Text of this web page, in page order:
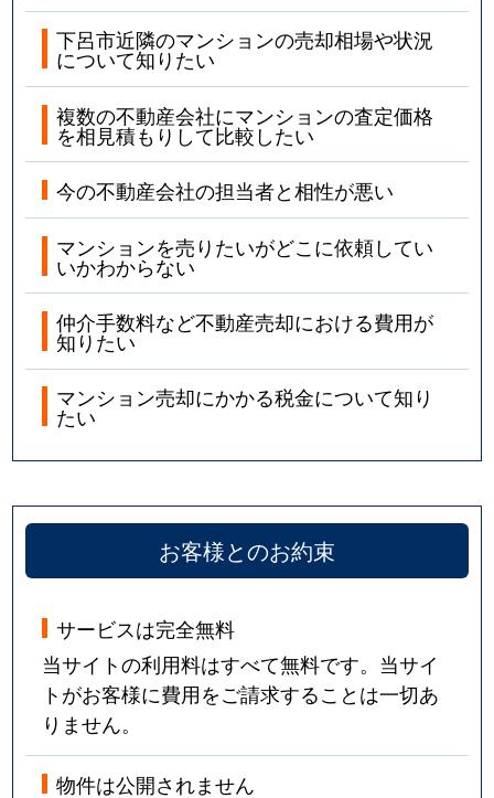
下呂市近隣のマンションの売却相場や状況
について知りたい
複数の不動産会社にマンションの査定価格
を相見積もりして比較したい
今の不動産会社の担当者と相性が悪い
マンションを売りたいがどこに依頼してい
いかわからない
仲介手数料など不動産売却における費用が
知りたい
マンション売却にかかる税金について知り
たい
お客様とのお約束
サービスは完全無料
当サイトの利用料はすべて無料です。当サイ
トがお客様に費用をご請求することは一切あ
りません。
物件は公開されません